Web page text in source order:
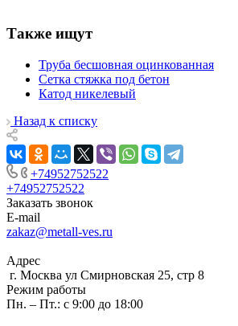
Также ищут
Труба бесшовная оцинкованная
Сетка стяжка под бетон
Катод никелевый
Назад к списку
+74952752522
+74952752522
Заказать звонок
E-mail
zakaz@metall-ves.ru
Адрес
г. Москва ул Смирновская 25, стр 8
Режим работы
Пн. – Пт.: с 9:00 до 18:00